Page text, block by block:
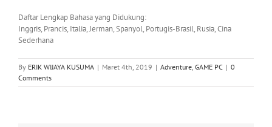
Daftar Lengkap Bahasa yang Didukung:
Inggris, Prancis, Italia, Jerman, Spanyol, Portugis-Brasil, Rusia, Cina
Sederhana
By ERIK WIJAYA KUSUMA | Maret 4th, 2019 | Adventure, GAME PC | 0
Comments